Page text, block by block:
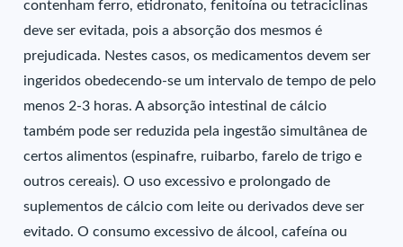
contenham ferro, etidronato, fenitoína ou tetraciclinas
deve ser evitada, pois a absorção dos mesmos é
prejudicada. Nestes casos, os medicamentos devem ser
ingeridos obedecendo-se um intervalo de tempo de pelo
menos 2-3 horas. A absorção intestinal de cálcio
também pode ser reduzida pela ingestão simultânea de
certos alimentos (espinafre, ruibarbo, farelo de trigo e
outros cereais). O uso excessivo e prolongado de
suplementos de cálcio com leite ou derivados deve ser
evitado. O consumo excessivo de álcool, cafeína ou